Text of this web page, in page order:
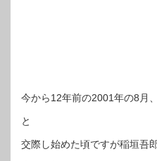
今から12年前の2001年の8月
と
交際し始めた頃ですが稲垣吾